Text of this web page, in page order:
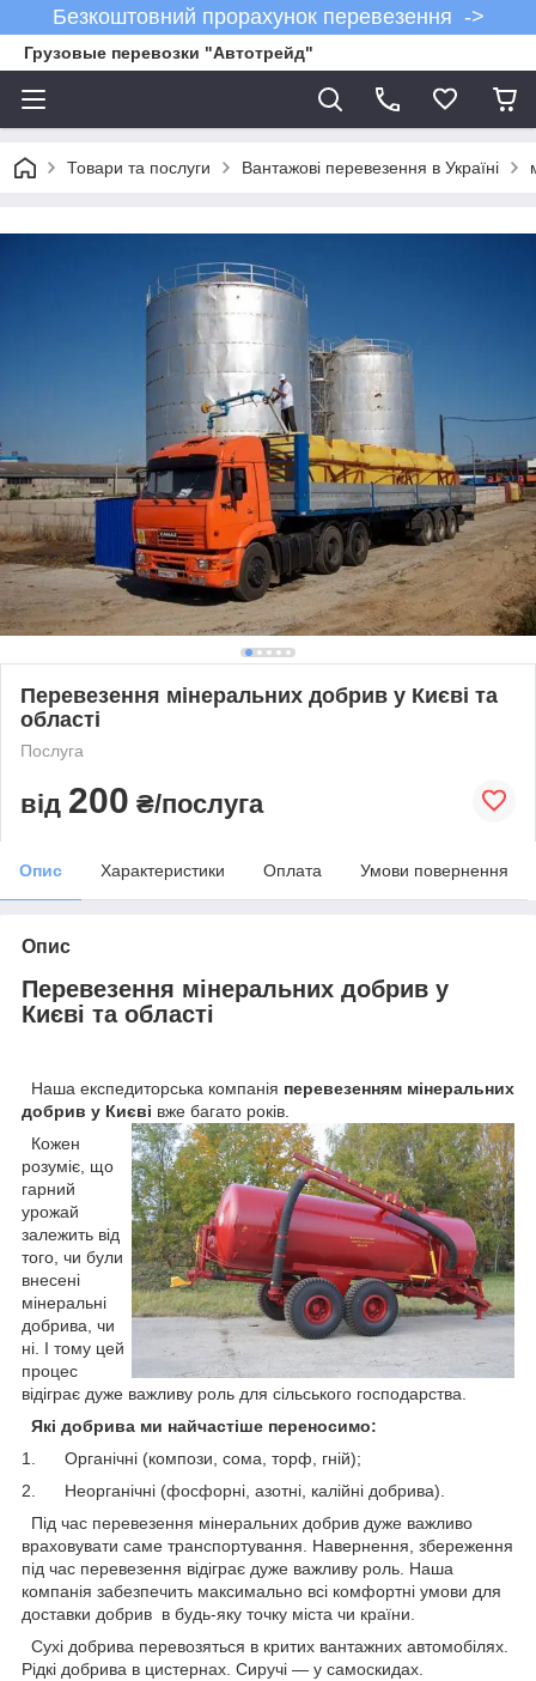
Безкоштовний прорахунок перевезення ->
Грузовые перевозки "Автотрейд"
Товари та послуги Вантажові перевезення в Україні
Перевезення мінеральних добрив у Києві та
області
Послуга
від 200 ₴/послуга
Опис Характеристики Оплата Умови повернення
Опис
Перевезення мінеральних добрив у
Києві та області
Наша експедиторська компанія перевезенням мінеральних
добрив у Києві вже багато років.
Кожен
розуміє, що
гарний
урожай
залежить від
того, чи були
внесені
мінеральні
добрива, чи
ні. І тому цей
процес
відіграє дуже важливу роль для сільського господарства.
Які добрива ми найчастіше переносимо:
1. Органічні (компози, сома, торф, гній);
2. Неорганічні (фосфорні, азотні, калійні добрива).
Під час перевезення мінеральних добрив дуже важливо
враховувати саме транспортування. Навернення, збереження
під час перевезення відіграє дуже важливу роль. Наша
компанія забезпечить максимально всі комфортні умови для
доставки добрив в будь-яку точку міста чи країни.
Сухі добрива перевозяться в критих вантажних автомобілях.
Рідкі добрива в цистернах. Сиручі — у самоскидах.